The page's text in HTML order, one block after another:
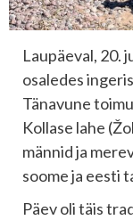
Laupäeval, 20.
osaledes
Tänavune
Kollase lahe
männid ja
soome ja eesti
Päev oli täis